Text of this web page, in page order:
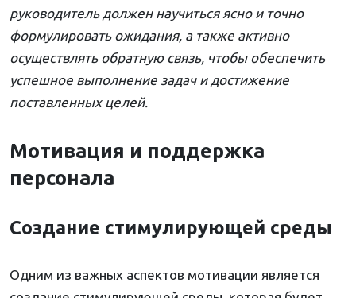
руководитель должен научиться ясно и точно
формулировать ожидания, а также активно
осуществлять обратную связь, чтобы обеспечить
успешное выполнение задач и достижение
поставленных целей.
Мотивация и поддержка
персонала
Создание стимулирующей среды
Одним из важных аспектов мотивации является